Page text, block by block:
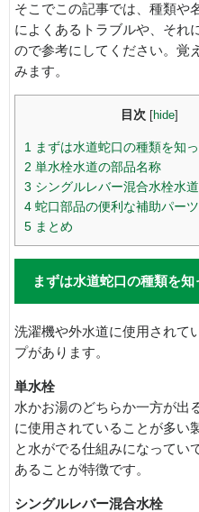
そこでこの記事では、種類や
によくあるトラブルや、それ
ので参考にしてください。覚
みます。
目次 hide
1
まずは水道蛇口の種類を知
2 単水栓水道の部品名称
3 シングルレバー混合水栓水
4 蛇口部品の便利な補助パー
5 まとめ
まずは水道蛇口の種類を知
洗濯機や外水道に使用されて
プがあります。
単水栓
水かお湯のどちらか一方が出
に使用されていることが多い
と水がでる仕組みになってい
あることが特徴です。
シングルレバー混合水栓